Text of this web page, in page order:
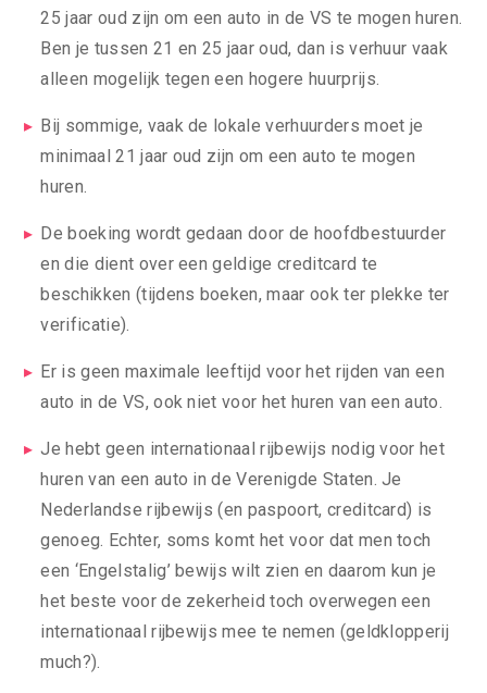
25 jaar oud zijn om een auto in de VS te mogen huren.
Ben je tussen 21 en 25 jaar oud, dan is verhuur vaak
alleen mogelijk tegen een hogere huurprijs.
Bij sommige, vaak de lokale verhuurders moet je
minimaal 21 jaar oud zijn om een auto te mogen
huren.
De boeking wordt gedaan door de hoofdbestuurder
en die dient over een geldige creditcard te
beschikken (tijdens boeken, maar ook ter plekke ter
verificatie).
Er is geen maximale leeftijd voor het rijden van een
auto in de VS, ook niet voor het huren van een auto.
Je hebt geen internationaal rijbewijs nodig voor het
huren van een auto in de Verenigde Staten. Je
Nederlandse rijbewijs (en paspoort, creditcard) is
genoeg. Echter, soms komt het voor dat men toch
een ‘Engelstalig’ bewijs wilt zien en daarom kun je
het beste voor de zekerheid toch overwegen een
internationaal rijbewijs mee te nemen (geldklopperij
much?).